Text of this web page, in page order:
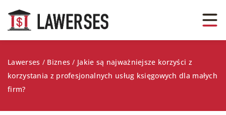
Lawerses / Biznes / Jakie są najważniejsze korzyści z
korzystania z profesjonalnych usług księgowych dla małych
firm?